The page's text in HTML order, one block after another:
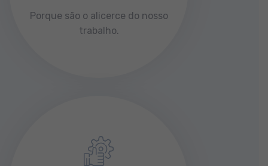
Porque são o alicerce do nosso
trabalho.